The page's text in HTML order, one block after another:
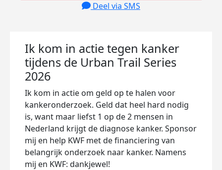
Deel via SMS
Ik kom in actie tegen kanker
tijdens de Urban Trail Series
2026
Ik kom in actie om geld op te halen voor
kankeronderzoek. Geld dat heel hard nodig
is, want maar liefst 1 op de 2 mensen in
Nederland krijgt de diagnose kanker. Sponsor
mij en help KWF met de financiering van
belangrijk onderzoek naar kanker. Namens
mij en KWF: dankjewel!